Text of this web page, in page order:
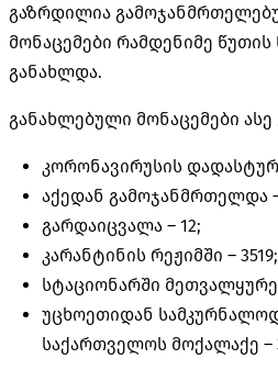
გაზრდილია
მონაცემები რამდენიმე წუთის
განახლდა.
განახლებული მონაცემები ასე
კორონავირუსის
აქედან გამოჯანმრთელდა
გარდაიცვალა – 12;
კარანტინის რეჟიმში – 3519;
სტაციონარში
უცხოეთიდან
საქართველოს მოქალაქე –